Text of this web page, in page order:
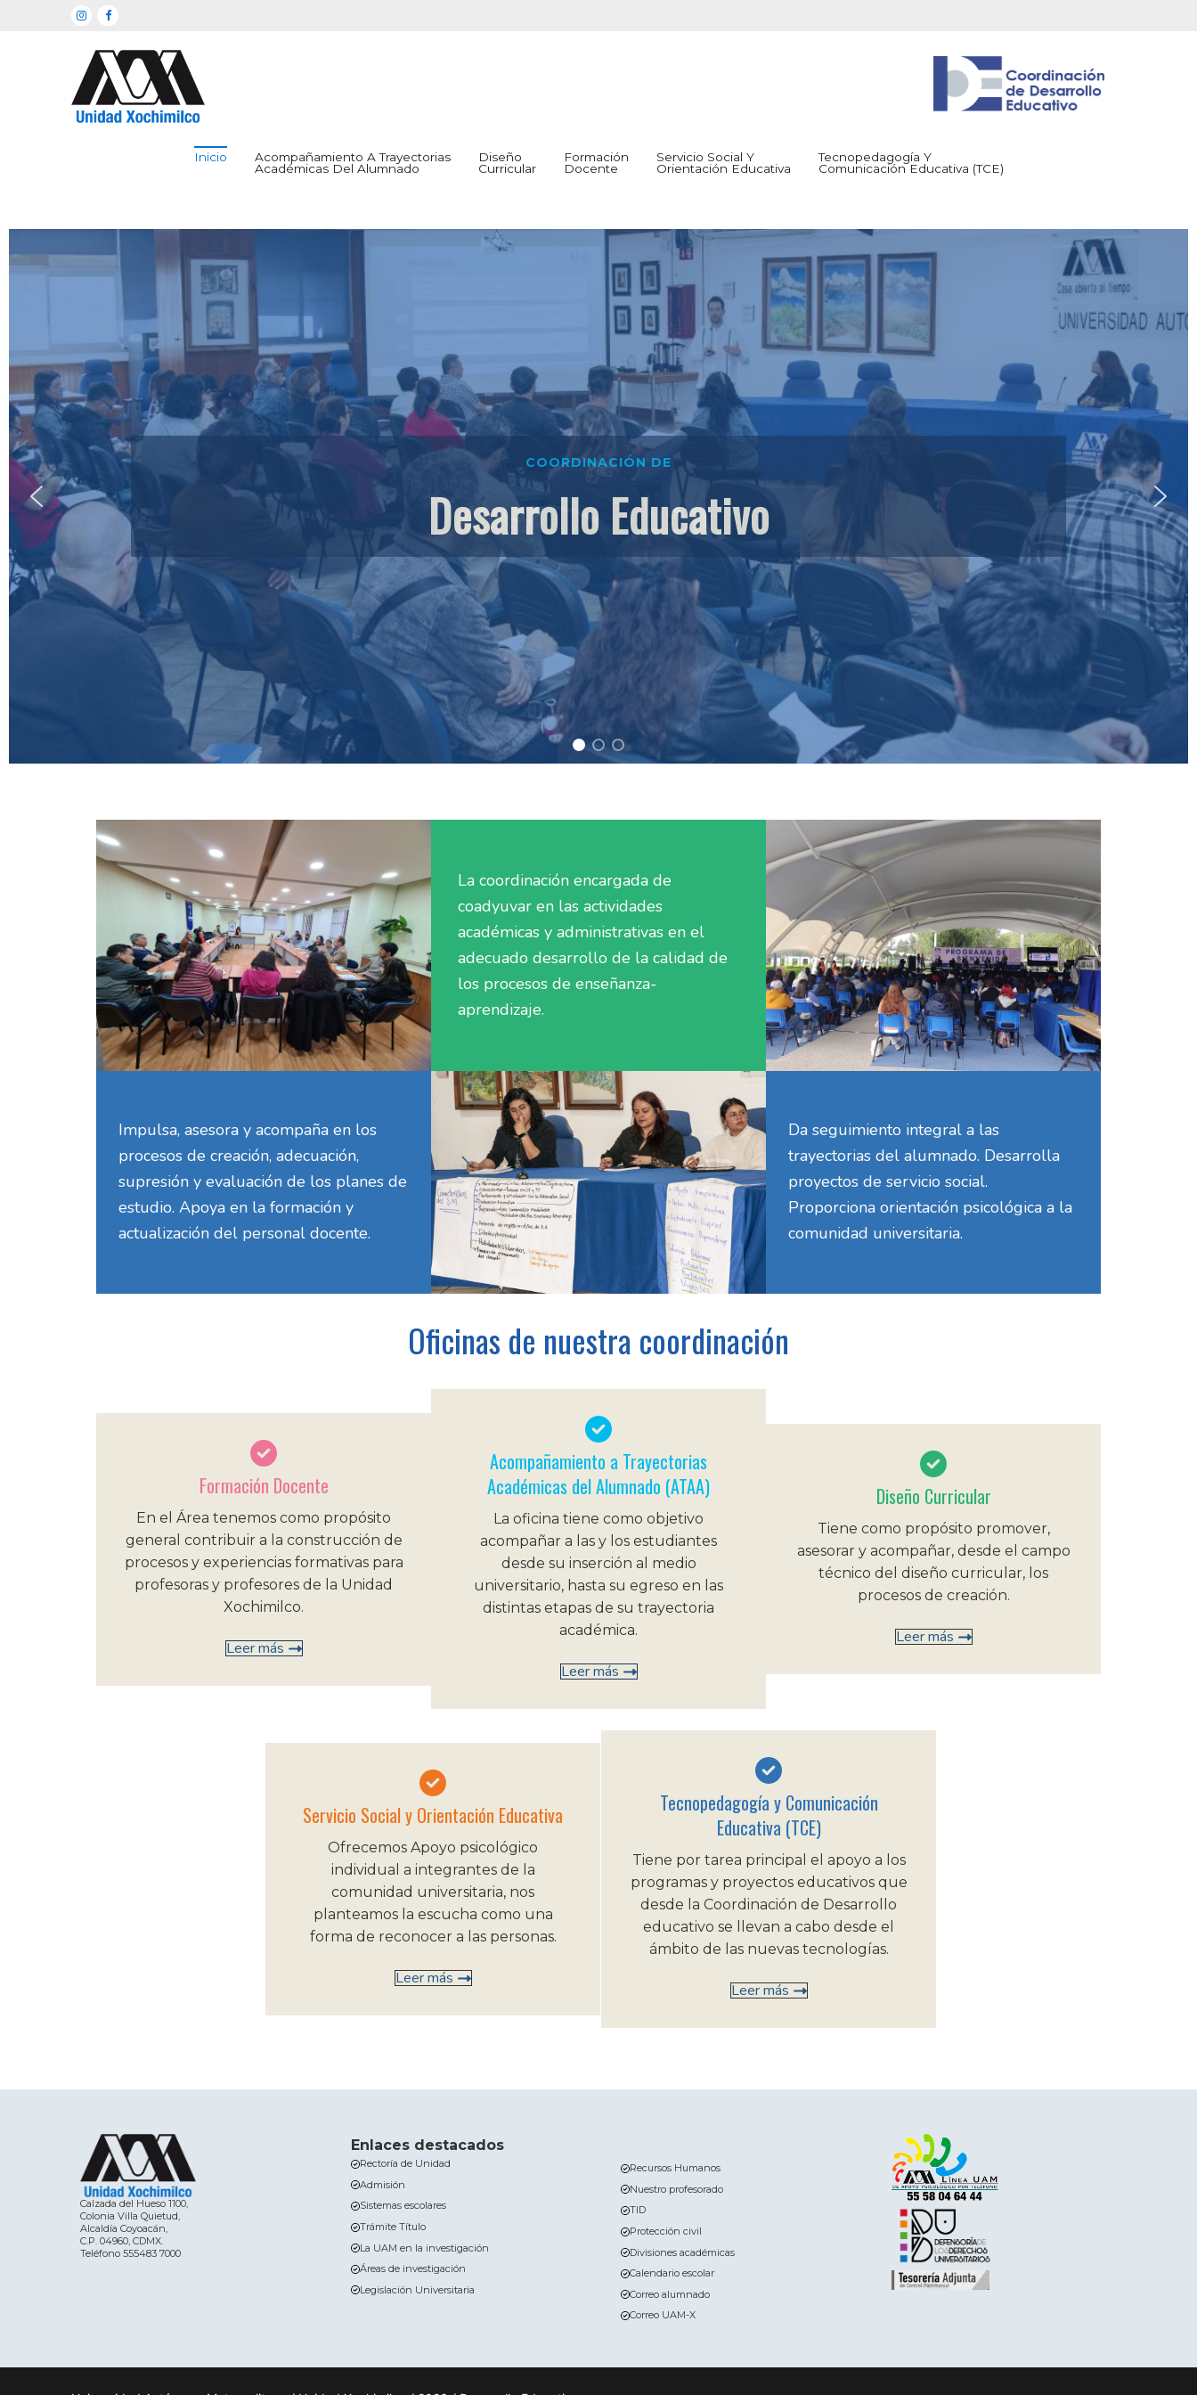
Inicio
Acompañamiento A Trayectorias
Académicas Del Alumnado
Diseño
Curricular
Formación
Docente
Servicio Social Y
Orientación Educativa
Tecnopedagogía Y
Comunicación Educativa (TCE)
COORDINACIÓN DE
Desarrollo Educativo
La coordinación encargada de
coadyuvar en las actividades
académicas y administrativas en el
adecuado desarrollo de la calidad de
los procesos de enseñanza-
aprendizaje.
Impulsa, asesora y acompaña en los
procesos de creación, adecuación,
supresión y evaluación de los planes de
estudio. Apoya en la formación y
actualización del personal docente.
Da seguimiento integral a las
trayectorias del alumnado. Desarrolla
proyectos de servicio social.
Proporciona orientación psicológica a la
comunidad universitaria.
Oficinas de nuestra coordinación
Formación Docente
En el Área tenemos como propósito
general contribuir a la construcción de
procesos y experiencias formativas para
profesoras y profesores de la Unidad
Xochimilco.
Leer más
Acompañamiento a Trayectorias
Académicas del Alumnado (ATAA)
La oficina tiene como objetivo
acompañar a las y los estudiantes
desde su inserción al medio
universitario, hasta su egreso en las
distintas etapas de su trayectoria
académica.
Leer más
Diseño Curricular
Tiene como propósito promover,
asesorar y acompañar, desde el campo
técnico del diseño curricular, los
procesos de creación.
Leer más
Servicio Social y Orientación Educativa
Ofrecemos Apoyo psicológico
individual a integrantes de la
comunidad universitaria, nos
planteamos la escucha como una
forma de reconocer a las personas.
Leer más
Tecnopedagogía y Comunicación
Educativa (TCE)
Tiene por tarea principal el apoyo a los
programas y proyectos educativos que
desde la Coordinación de Desarrollo
educativo se llevan a cabo desde el
ámbito de las nuevas tecnologías.
Leer más
Calzada del Hueso 1100,
Colonia Villa Quietud,
Alcaldía Coyoacán,
C.P. 04960, CDMX.
Teléfono 555483 7000
Enlaces destacados
Rectoría de Unidad
Admisión
Sistemas escolares
Trámite Título
La UAM en la investigación
Áreas de investigación
Legislación Universitaria
Recursos Humanos
Nuestro profesorado
TID
Protección civil
Divisiones académicas
Calendario escolar
Correo alumnado
Correo UAM-X